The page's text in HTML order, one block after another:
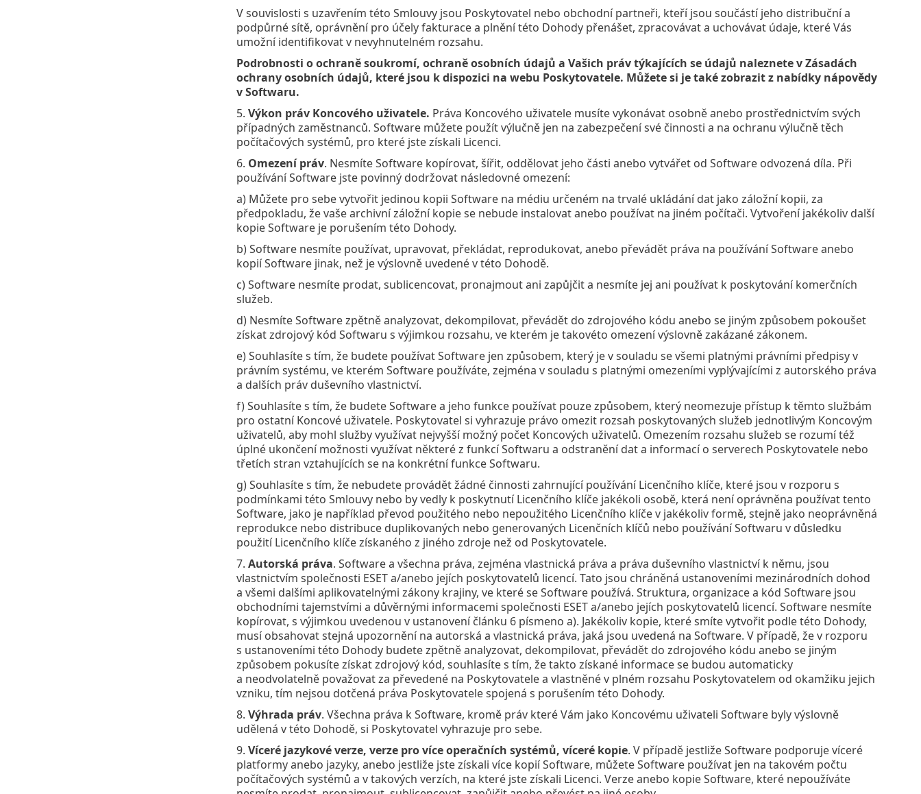
V souvislosti s uzavřením této Smlouvy jsou Poskytovatel nebo obchodní partneři, kteří jsou součástí jeho distribuční a
podpůrné sítě, oprávnění pro účely fakturace a plnění této Dohody přenášet, zpracovávat a uchovávat údaje, které Vás
umožní identifikovat v nevyhnutelném rozsahu.
Podrobnosti o ochraně soukromí, ochraně osobních údajů a Vašich práv týkajících se údajů naleznete v Zásadách
ochrany osobních údajů, které jsou k dispozici na webu Poskytovatele. Můžete si je také zobrazit z nabídky nápovědy
v Softwaru.
5. Výkon práv Koncového uživatele. Práva Koncového uživatele musíte vykonávat osobně anebo prostřednictvím svých
případných zaměstnanců. Software můžete použít výlučně jen na zabezpečení své činnosti a na ochranu výlučně těch
počítačových systémů, pro které jste získali Licenci.
6. Omezení práv. Nesmíte Software kopírovat, šířit, oddělovat jeho části anebo vytvářet od Software odvozená díla. Při
používání Software jste povinný dodržovat následovné omezení:
a) Můžete pro sebe vytvořit jedinou kopii Software na médiu určeném na trvalé ukládání dat jako záložní kopii, za
předpokladu, že vaše archivní záložní kopie se nebude instalovat anebo používat na jiném počítači. Vytvoření jakékoliv další
kopie Software je porušením této Dohody.
b) Software nesmíte používat, upravovat, překládat, reprodukovat, anebo převádět práva na používání Software anebo
kopií Software jinak, než je výslovně uvedené v této Dohodě.
c) Software nesmíte prodat, sublicencovat, pronajmout ani zapůjčit a nesmíte jej ani používat k poskytování komerčních
služeb.
d) Nesmíte Software zpětně analyzovat, dekompilovat, převádět do zdrojového kódu anebo se jiným způsobem pokoušet
získat zdrojový kód Softwaru s výjimkou rozsahu, ve kterém je takovéto omezení výslovně zakázané zákonem.
e) Souhlasíte s tím, že budete používat Software jen způsobem, který je v souladu se všemi platnými právními předpisy v
právním systému, ve kterém Software používáte, zejména v souladu s platnými omezeními vyplývajícími z autorského práva
a dalších práv duševního vlastnictví.
f) Souhlasíte s tím, že budete Software a jeho funkce používat pouze způsobem, který neomezuje přístup k těmto službám
pro ostatní Koncové uživatele. Poskytovatel si vyhrazuje právo omezit rozsah poskytovaných služeb jednotlivým Koncovým
uživatelů, aby mohl služby využívat nejvyšší možný počet Koncových uživatelů. Omezením rozsahu služeb se rozumí též
úplné ukončení možnosti využívat některé z funkcí Softwaru a odstranění dat a informací o serverech Poskytovatele nebo
třetích stran vztahujících se na konkrétní funkce Softwaru.
g) Souhlasíte s tím, že nebudete provádět žádné činnosti zahrnující používání Licenčního klíče, které jsou v rozporu s
podmínkami této Smlouvy nebo by vedly k poskytnutí Licenčního klíče jakékoli osobě, která není oprávněna používat tento
Software, jako je například převod použitého nebo nepoužitého Licenčního klíče v jakékoliv formě, stejně jako neoprávněná
reprodukce nebo distribuce duplikovaných nebo generovaných Licenčních klíčů nebo používání Softwaru v důsledku
použití Licenčního klíče získaného z jiného zdroje než od Poskytovatele.
7. Autorská práva. Software a všechna práva, zejména vlastnická práva a práva duševního vlastnictví k němu, jsou
vlastnictvím společnosti ESET a/anebo jejích poskytovatelů licencí. Tato jsou chráněná ustanoveními mezinárodních dohod
a všemi dalšími aplikovatelnými zákony krajiny, ve které se Software používá. Struktura, organizace a kód Software jsou
obchodními tajemstvími a důvěrnými informacemi společnosti ESET a/anebo jejích poskytovatelů licencí. Software nesmíte
kopírovat, s výjimkou uvedenou v ustanovení článku 6 písmeno a). Jakékoliv kopie, které smíte vytvořit podle této Dohody,
musí obsahovat stejná upozornění na autorská a vlastnická práva, jaká jsou uvedená na Software. V případě, že v rozporu
s ustanoveními této Dohody budete zpětně analyzovat, dekompilovat, převádět do zdrojového kódu anebo se jiným
způsobem pokusíte získat zdrojový kód, souhlasíte s tím, že takto získané informace se budou automaticky
a neodvolatelně považovat za převedené na Poskytovatele a vlastněné v plném rozsahu Poskytovatelem od okamžiku jejich
vzniku, tím nejsou dotčená práva Poskytovatele spojená s porušením této Dohody.
8. Výhrada práv. Všechna práva k Software, kromě práv které Vám jako Koncovému uživateli Software byly výslovně
udělená v této Dohodě, si Poskytovatel vyhrazuje pro sebe.
9. Víceré jazykové verze, verze pro více operačních systémů, víceré kopie. V případě jestliže Software podporuje víceré
platformy anebo jazyky, anebo jestliže jste získali více kopií Software, můžete Software používat jen na takovém počtu
počítačových systémů a v takových verzích, na které jste získali Licenci. Verze anebo kopie Software, které nepoužíváte